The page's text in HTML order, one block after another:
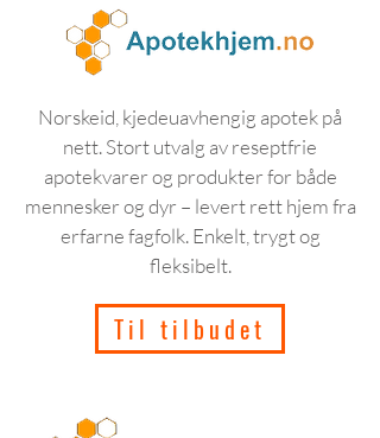
Norskeid, kjedeuavhengig apotek på
nett. Stort utvalg av reseptfrie
apotekvarer og produkter for både
mennesker og dyr – levert rett hjem fra
erfarne fagfolk. Enkelt, trygt og
fleksibelt.
Til tilbudet